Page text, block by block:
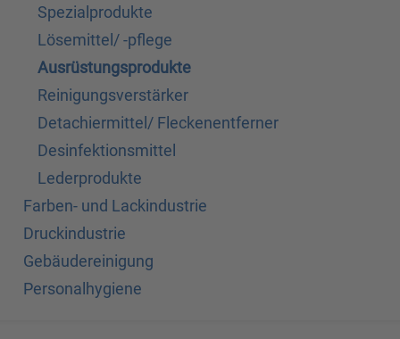
Spezialprodukte
Lösemittel/ -pflege
Ausrüstungsprodukte
Reinigungsverstärker
Detachiermittel/ Fleckenentferner
Desinfektionsmittel
Lederprodukte
Farben- und Lackindustrie
Druckindustrie
Gebäudereinigung
Personalhygiene